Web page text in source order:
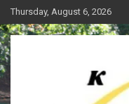
Skip
to
content
Thursday, August 6, 2026